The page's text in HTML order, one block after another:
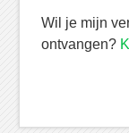
Wil je mijn
ontvangen?